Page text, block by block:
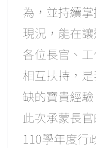
為，並持續
現況，能在
各位長官、
相互扶持，
缺的寶貴
此次承蒙長
110學年度行